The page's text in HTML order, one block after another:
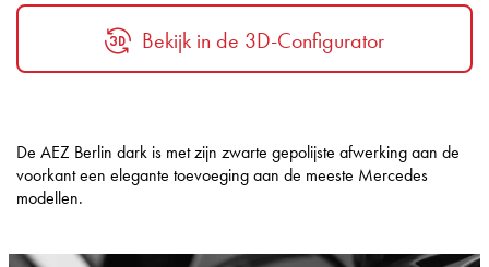
Bekijk in de 3D-Configurator
De AEZ Berlin dark is met zijn zwarte gepolijste afwerking aan de
voorkant een elegante toevoeging aan de meeste Mercedes
modellen.